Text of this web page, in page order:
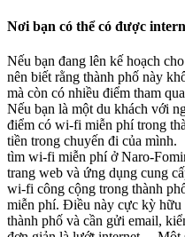
Nơi bạn có thể có được
Nếu bạn đang lên kế hoạch
nên biết rằng thành phố này
mà còn có nhiều điểm tham
Nếu bạn là một du khách với
điểm có wi-fi miễn phí trong
tiền trong chuyến đi của
tìm wi-fi miễn phí ở Naro-
trang web và ứng dụng cung
wi-fi công cộng trong thành
miễn phí. Điều này cực kỳ hữu
thành phố và cần gửi email,